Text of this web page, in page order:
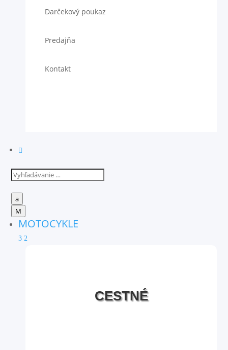
Darčekový poukaz
Predajňa
Kontakt

a
M
MOTOCYKLE
3 2
CESTNÉ